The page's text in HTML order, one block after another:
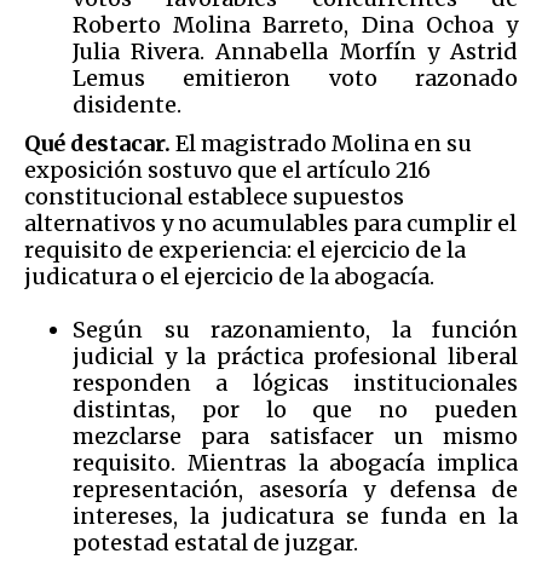
Roberto Molina Barreto, Dina Ochoa y
Julia Rivera. Annabella Morfín y Astrid
Lemus emitieron voto razonado
disidente.
Qué destacar. El magistrado Molina en su
exposición sostuvo que el artículo 216
constitucional establece supuestos
alternativos y no acumulables para cumplir el
requisito de experiencia: el ejercicio de la
judicatura o el ejercicio de la abogacía.
Según su razonamiento, la función
judicial y la práctica profesional liberal
responden a lógicas institucionales
distintas, por lo que no pueden
mezclarse para satisfacer un mismo
requisito. Mientras la abogacía implica
representación, asesoría y defensa de
intereses, la judicatura se funda en la
potestad estatal de juzgar.